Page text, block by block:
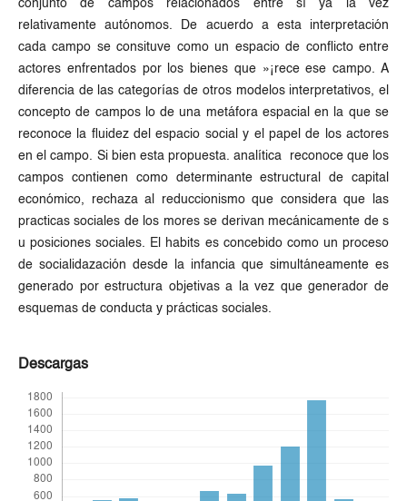
conjunto de campos relacionados entre sí ya la vez
relativamente autónomos. De acuerdo a esta interpretación
cada campo se consituve como un espacio de conflicto entre
actores enfrentados por los bienes que »¡rece ese campo. A
diferencia de las categorías de otros modelos interpretativos, el
concepto de campos lo de una metáfora espacial en la que se
reconoce la fluidez del espacio social y el papel de los actores
en el campo. Si bien esta propuesta. analítica reconoce que los
campos contienen como determinante estructural de capital
económico, rechaza al reduccionismo que considera que las
practicas sociales de los mores se derivan mecánicamente de s
u posiciones sociales. El habits es concebido como un proceso
de socialidazación desde la infancia que simultáneamente es
generado por estructura objetivas a la vez que generador de
esquemas de conducta y prácticas sociales.
Descargas